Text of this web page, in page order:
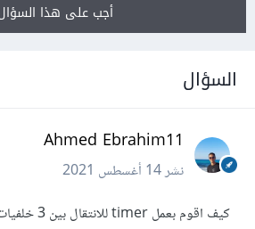
أجب على هذا السؤال
السؤال
Ahmed Ebrahim11
نشر14 أغسطس 2021